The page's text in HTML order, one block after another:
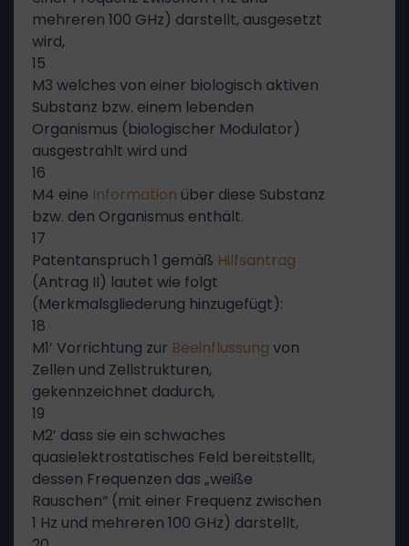
mehreren 100 GHz) darstellt, ausgesetzt
wird,
15
M3 welches von einer biologisch aktiven
Substanz bzw. einem lebenden
Organismus (biologischer Modulator)
ausgestrahlt wird und
16
M4 eine Information über diese Substanz
bzw. den Organismus enthält.
17
Patentanspruch 1 gemäß Hilfsantrag
(Antrag II) lautet wie folgt
(Merkmalsgliederung hinzugefügt):
18
M1’ Vorrichtung zur Beeinflussung von
Zellen und Zellstrukturen,
gekennzeichnet dadurch,
19
M2’ dass sie ein schwaches
quasielektrostatisches Feld bereitstellt,
dessen Frequenzen das „weiße
Rauschen“ (mit einer Frequenz zwischen
1 Hz und mehreren 100 GHz) darstellt,